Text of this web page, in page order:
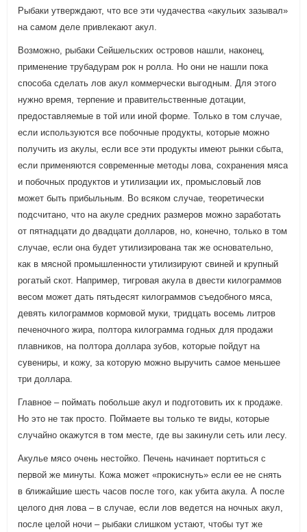
Рыбаки утверждают, что все эти чудачества «акульих зазывал»
на самом деле привлекают акул.
Возможно, рыбаки Сейшельских островов нашли, наконец,
применение трубадурам рок н ролла. Но они не нашли пока
способа сделать лов акул коммерчески выгодным. Для этого
нужно время, терпение и правительственные дотации,
предоставляемые в той или иной форме. Только в том случае,
если используются все побочные продукты, которые можно
получить из акулы, если все эти продукты имеют рынки сбыта,
если применяются современные методы лова, сохранения мяса
и побочных продуктов и утилизации их, промысловый лов
может быть прибыльным. Во всяком случае, теоретически
подсчитано, что на акуле средних размеров можно заработать
от пятнадцати до двадцати долларов, но, конечно, только в том
случае, если она будет утилизирована так же основательно,
как в мясной промышленности утилизируют свиней и крупный
рогатый скот. Например, тигровая акула в двести килограммов
весом может дать пятьдесят килограммов съедобного мяса,
девять килограммов кормовой муки, тридцать восемь литров
печеночного жира, полтора килограмма годных для продажи
плавников, на полтора доллара зубов, которые пойдут на
сувениры, и кожу, за которую можно выручить самое меньшее
три доллара.
Главное – поймать побольше акул и подготовить их к продаже.
Но это не так просто. Поймаете вы только те виды, которые
случайно окажутся в том месте, где вы закинули сеть или лесу.
Акулье мясо очень нестойко. Печень начинает портиться с
первой же минуты. Кожа может «прокиснуть» если ее не снять
в ближайшие шесть часов после того, как убита акула. А после
целого дня лова – в случае, если лов ведется на ночных акул,
после целой ночи – рыбаки слишком устают, чтобы тут же